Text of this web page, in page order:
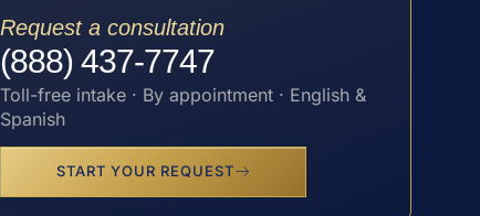
Request a consultation
(888) 437-7747
Toll-free intake · By appointment · English &
Spanish
START YOUR REQUEST